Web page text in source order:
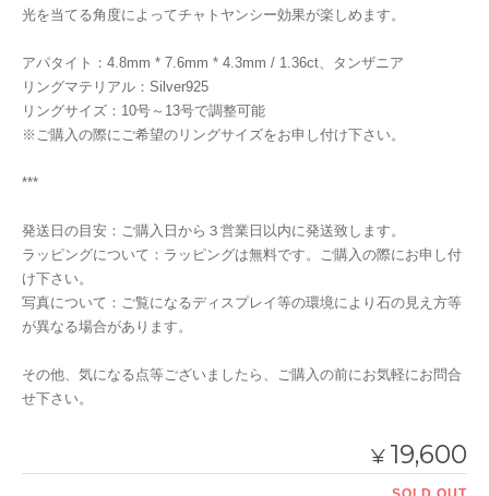
光を当てる角度によってチャトヤンシー効果が楽しめます。
アパタイト：4.8mm * 7.6mm * 4.3mm / 1.36ct、タンザニア
リングマテリアル：Silver925
リングサイズ：10号～13号で調整可能
※ご購入の際にご希望のリングサイズをお申し付け下さい。
***
発送日の目安：ご購入日から３営業日以内に発送致します。
ラッピングについて：ラッピングは無料です。ご購入の際にお申し付
け下さい。
写真について：ご覧になるディスプレイ等の環境により石の見え方等
が異なる場合があります。
その他、気になる点等ございましたら、ご購入の前にお気軽にお問合
せ下さい。
¥ 19,600
SOLD OUT